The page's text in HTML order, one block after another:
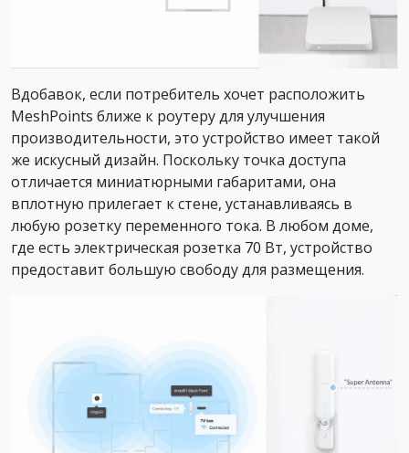
Вдобавок, если потребитель хочет расположить
MeshPoints ближе к роутеру для улучшения
производительности, это устройство имеет такой
же искусный дизайн. Поскольку точка доступа
отличается миниатюрными габаритами, она
вплотную прилегает к стене, устанавливаясь в
любую розетку переменного тока. В любом доме,
где есть электрическая розетка 70 Вт, устройство
предоставит большую свободу для размещения.